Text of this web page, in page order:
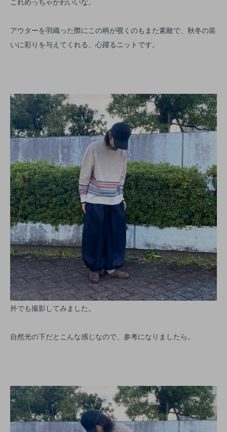
アウターを羽織った際にこの柄が覗くのもまた素敵で、秋冬の装
いに彩りを与えてくれる、心躍るニットです。
外でも撮影してみました。
自然光の下だとこんな感じなので、参考になりましたら。